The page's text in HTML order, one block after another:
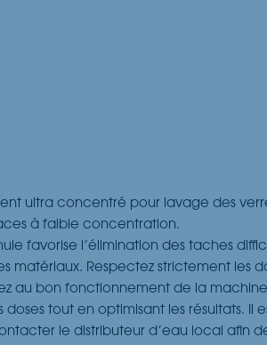
ultra concentré pour lavage des
à faible concentration.
favorise l’élimination des taches
matériaux. Respectez strictement les
au bon fonctionnement de la
doses tout en optimisant les résultats.
le distributeur d’eau local afin